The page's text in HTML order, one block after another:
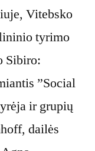
Vitebsko
tyrimo
Sibiro:
”Social
ir grupių
dailės